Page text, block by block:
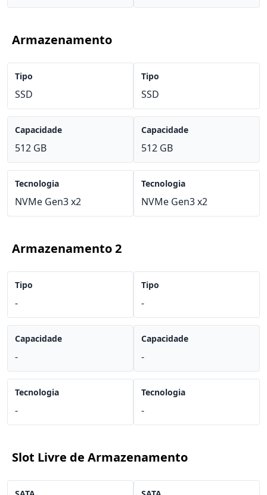
Armazenamento
Tipo
SSD
Capacidade
512 GB
Tecnologia
NVMe Gen3 x2
Tipo
SSD
Capacidade
512 GB
Tecnologia
NVMe Gen3 x2
Armazenamento 2
Tipo
-
Capacidade
-
Tecnologia
-
Tipo
-
Capacidade
-
Tecnologia
-
Slot Livre de Armazenamento